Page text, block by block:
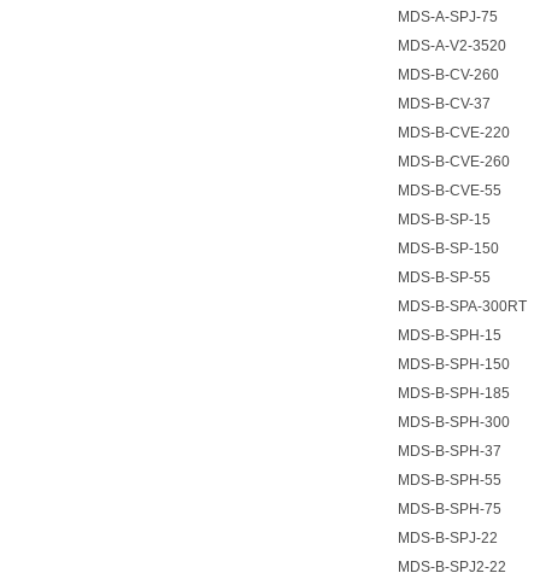
MDS-A-SPJ-75
MDS-A-V2-3520
MDS-B-CV-260
MDS-B-CV-37
MDS-B-CVE-220
MDS-B-CVE-260
MDS-B-CVE-55
MDS-B-SP-15
MDS-B-SP-150
MDS-B-SP-55
MDS-B-SPA-300RT
MDS-B-SPH-15
MDS-B-SPH-150
MDS-B-SPH-185
MDS-B-SPH-300
MDS-B-SPH-37
MDS-B-SPH-55
MDS-B-SPH-75
MDS-B-SPJ-22
MDS-B-SPJ2-22